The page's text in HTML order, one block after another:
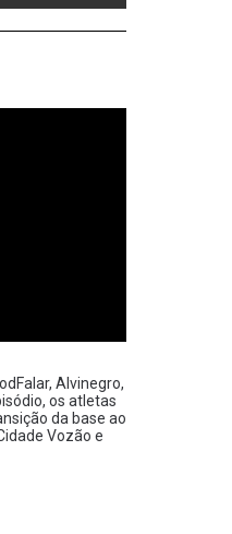
Alvinegro,
os atletas
da base ao
Vozão e